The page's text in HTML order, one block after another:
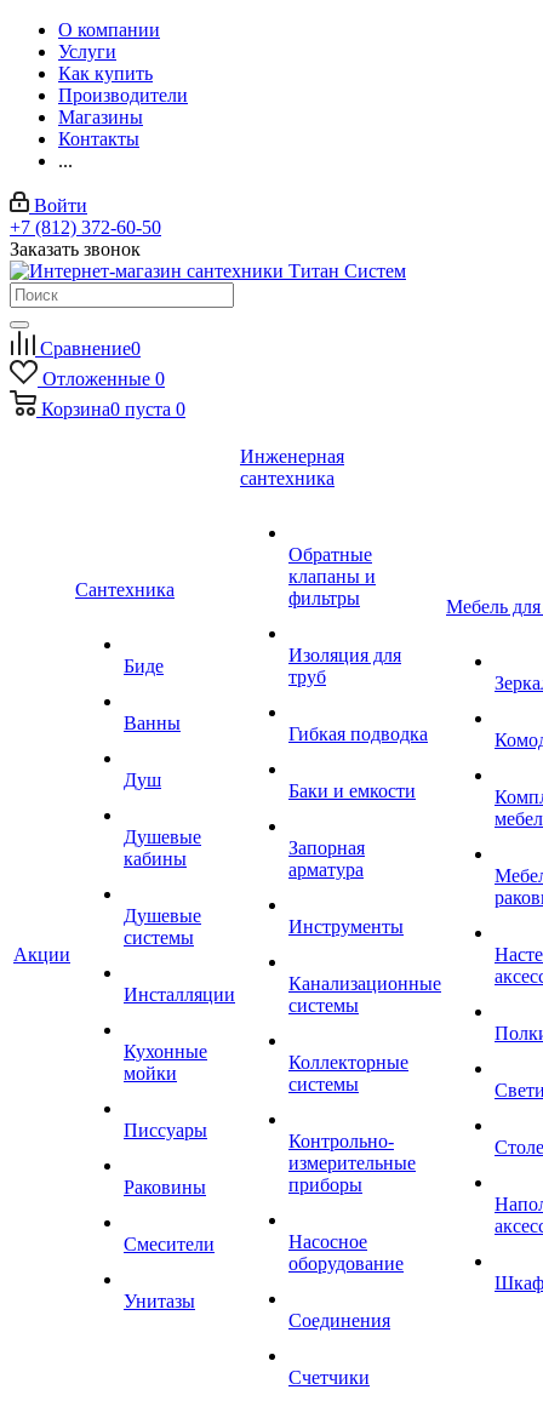
О компании
Услуги
Как купить
Производители
Магазины
Контакты
...
Войти
+7 (812) 372-60-50
Заказать звонок
Сравнение0
Отложенные 0
Корзина0 пуста 0
Акции
Сантехника
Биде
Ванны
Душ
Душевые
кабины
Душевые
системы
Инсталляции
Кухонные
мойки
Писсуары
Раковины
Смесители
Унитазы
Инженерная
сантехника
Обратные
клапаны и
фильтры
Изоляция для
труб
Гибкая подводка
Баки и емкости
Запорная
арматура
Инструменты
Канализационные
системы
Коллекторные
системы
Контрольно-
измерительные
приборы
Насосное
оборудование
Соединения
Счетчики
Мебель